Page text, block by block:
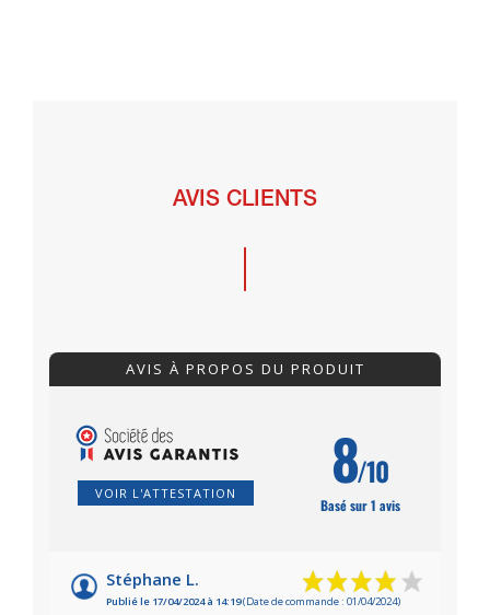
AVIS CLIENTS
AVIS À PROPOS DU PRODUIT
VOIR L'ATTESTATION 8/10
Basé sur 1 avis
Stéphane L.
Publié le 17/04/2024 à 14:19(Date de commande : 01/04/2024)